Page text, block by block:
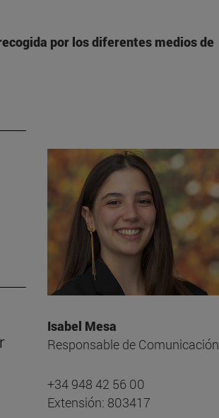
por los diferentes medios de
Isabel Mesa
Responsable de Comunicación
+34 948 42 56 00
Extensión: 803417